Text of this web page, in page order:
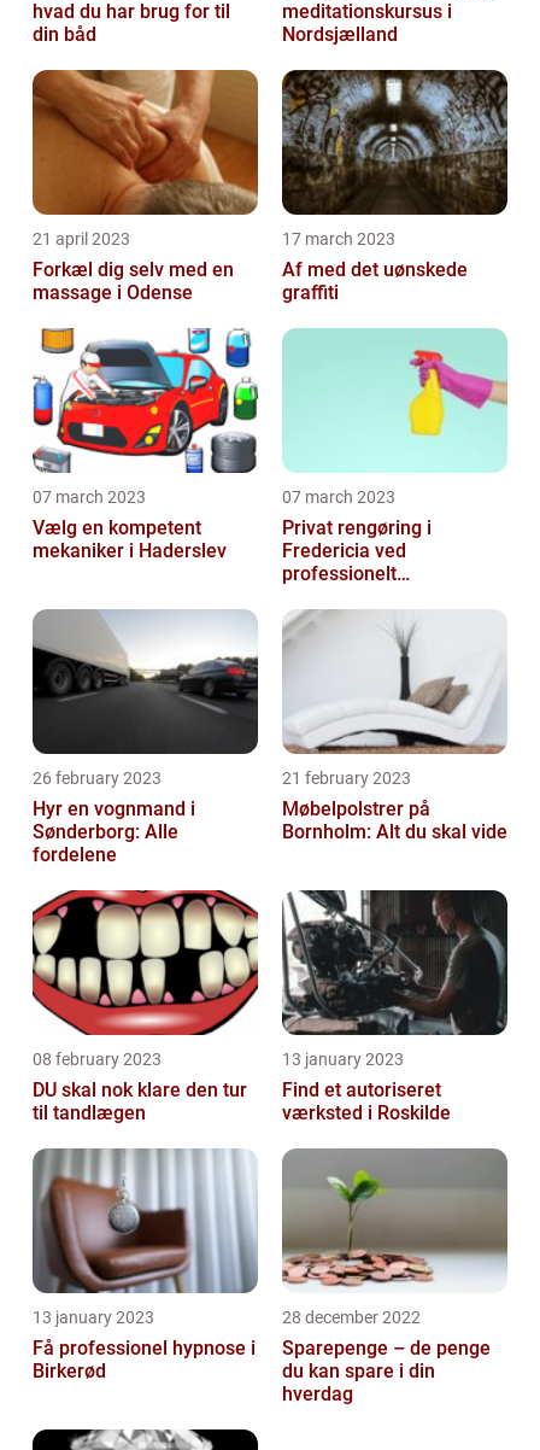
hvad du har brug for til
din båd
meditationskursus i
Nordsjælland
21 april 2023
Forkæl dig selv med en
massage i Odense
17 march 2023
Af med det uønskede
graffiti
07 march 2023
Vælg en kompetent
mekaniker i Haderslev
07 march 2023
Privat rengøring i
Fredericia ved
professionelt
26 february 2023
Hyr en vognmand i
Sønderborg: Alle
fordelene
21 february 2023
Møbelpolstrer på
Bornholm: Alt du skal vide
08 february 2023
DU skal nok klare den tur
til tandlægen
13 january 2023
Find et autoriseret
værksted i Roskilde
13 january 2023
Få professionel hypnose i
Birkerød
28 december 2022
Sparepenge – de penge
du kan spare i din
hverdag